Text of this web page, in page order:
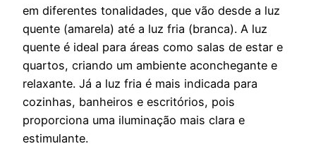
em diferentes tonalidades, que vão desde a luz
quente (amarela) até a luz fria (branca). A luz
quente é ideal para áreas como salas de estar e
quartos, criando um ambiente aconchegante e
relaxante. Já a luz fria é mais indicada para
cozinhas, banheiros e escritórios, pois
proporciona uma iluminação mais clara e
estimulante.